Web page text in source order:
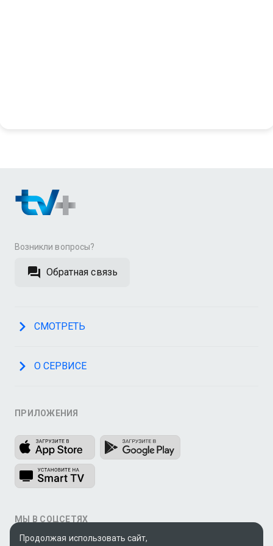
Возникли вопросы?
Обратная связь
СМОТРЕТЬ
О СЕРВИСЕ
ПРИЛОЖЕНИЯ
МЫ В СОЦСЕТЯХ
Продолжая использовать сайт,